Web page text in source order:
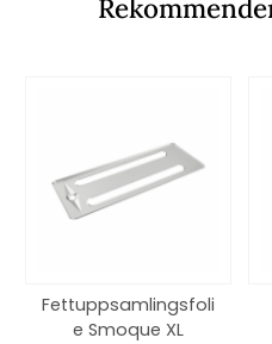
Fettuppsamlingsfoli
e Smoque XL